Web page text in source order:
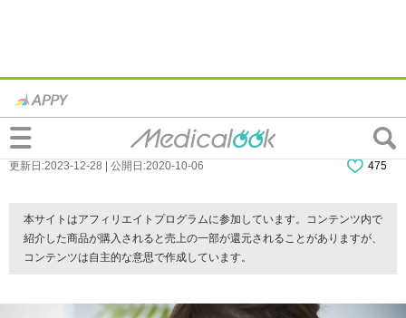
生理中に涙が止まらない…これ大丈夫？
「PMDD」は婦人科で治療がオススメ
更新日:2023-12-28 | 公開日:2020-10-06 475
本サイトはアフィリエイトプログラムに参加しています。コンテンツ内で
紹介した商品が購入されると売上の一部が還元されることがありますが、
コンテンツは自主的な意思で作成しています。